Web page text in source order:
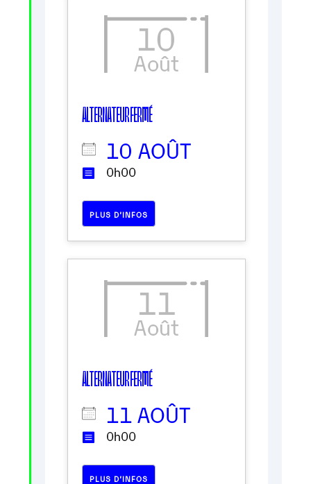
10
Août
ALTERNATEUR FERMÉ
10 AOÛT
0h00
PLUS D’INFOS
11
Août
ALTERNATEUR FERMÉ
11 AOÛT
0h00
PLUS D’INFOS